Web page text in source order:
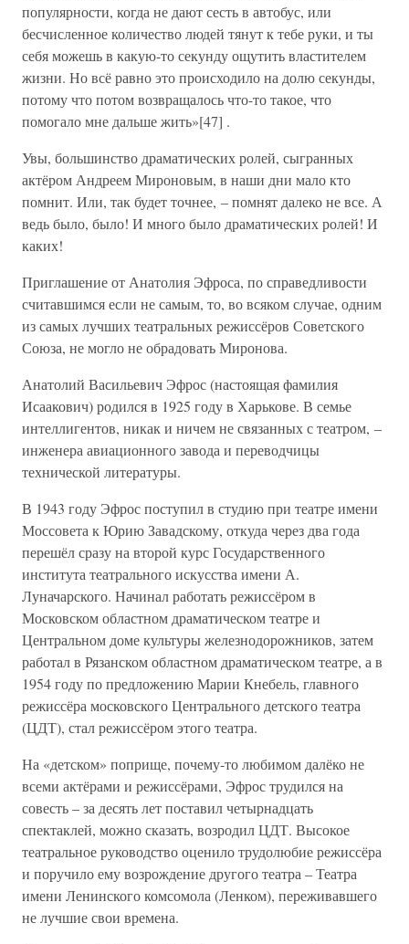
популярности, когда не дают сесть в автобус, или
бесчисленное количество людей тянут к тебе руки, и ты
себя можешь в какую-то секунду ощутить властителем
жизни. Но всё равно это происходило на долю секунды,
потому что потом возвращалось что-то такое, что
помогало мне дальше жить»[47] .
Увы, большинство драматических ролей, сыгранных
актёром Андреем Мироновым, в наши дни мало кто
помнит. Или, так будет точнее, – помнят далеко не все. А
ведь было, было! И много было драматических ролей! И
каких!
Приглашение от Анатолия Эфроса, по справедливости
считавшимся если не самым, то, во всяком случае, одним
из самых лучших театральных режиссёров Советского
Союза, не могло не обрадовать Миронова.
Анатолий Васильевич Эфрос (настоящая фамилия
Исаакович) родился в 1925 году в Харькове. В семье
интеллигентов, никак и ничем не связанных с театром, –
инженера авиационного завода и переводчицы
технической литературы.
В 1943 году Эфрос поступил в студию при театре имени
Моссовета к Юрию Завадскому, откуда через два года
перешёл сразу на второй курс Государственного
института театрального искусства имени А.
Луначарского. Начинал работать режиссёром в
Московском областном драматическом театре и
Центральном доме культуры железнодорожников, затем
работал в Рязанском областном драматическом театре, а в
1954 году по предложению Марии Кнебель, главного
режиссёра московского Центрального детского театра
(ЦДТ), стал режиссёром этого театра.
На «детском» поприще, почему-то любимом далёко не
всеми актёрами и режиссёрами, Эфрос трудился на
совесть – за десять лет поставил четырнадцать
спектаклей, можно сказать, возродил ЦДТ. Высокое
театральное руководство оценило трудолюбие режиссёра
и поручило ему возрождение другого театра – Театра
имени Ленинского комсомола (Ленком), переживавшего
не лучшие свои времена.